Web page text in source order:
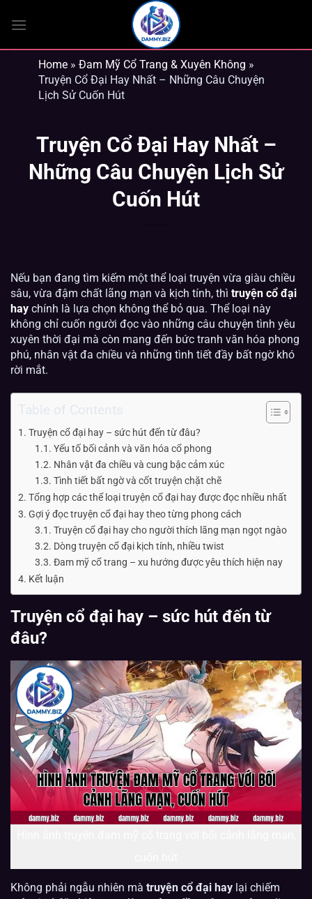
qua
Home » Đam Mỹ Cổ Trang & Xuyên Không »
Truyện Cổ Đại Hay Nhất – Những Câu Chuyện
Lịch Sử Cuốn Hút
Truyện Cổ Đại Hay Nhất –
Những Câu Chuyện Lịch Sử
Cuốn Hút
Nếu bạn đang tìm kiếm một thể loại truyện vừa giàu chiều
sâu, vừa đậm chất lãng mạn và kịch tính, thì truyện cổ đại
hay chính là lựa chọn không thể bỏ qua. Thể loại này
không chỉ cuốn người đọc vào những câu chuyện tình yêu
xuyên thời đại mà còn mang đến bức tranh văn hóa phong
phú, nhân vật đa chiều và những tình tiết đầy bất ngờ khó
rời mắt.
Truyện cổ đại hay – sức hút đến từ đâu?
Yếu tố bối cảnh và văn hóa cổ phong
Nhân vật đa chiều và cung bậc cảm xúc
Tình tiết bất ngờ và cốt truyện chặt chẽ
Tổng hợp các thể loại truyện cổ đại hay được đọc nhiều nhất
Gợi ý đọc truyện cổ đại hay theo từng phong cách
Truyện cổ đại hay cho người thích lãng mạn ngọt ngào
Dòng truyện cổ đại kịch tính, nhiều twist
Đam mỹ cổ trang – xu hướng được yêu thích hiện nay
Kết luận
Truyện cổ đại hay – sức hút đến từ
đâu?
Không phải ngẫu nhiên mà truyện cổ đại hay lại chiếm